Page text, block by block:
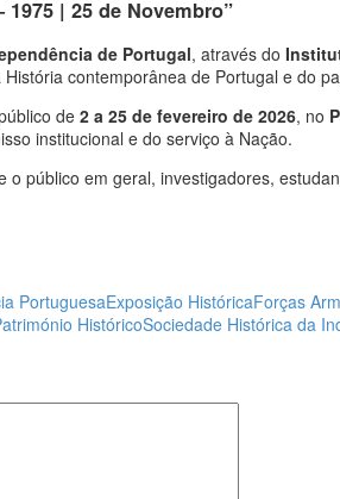
| 25 de Novembro”
de Portugal, através do
contemporânea de Portugal e do
de 2 a 25 de fevereiro de 2026, no
institucional e do serviço à Nação.
o público em geral, investigadores,
PortuguesaExposição HistóricaForças
HistóricoSociedade Histórica da